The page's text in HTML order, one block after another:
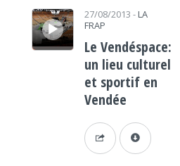
Lecteur audio 27/08/2013 - LA
FRAP
Le Vendéspace:
un lieu culturel
et sportif en
Vendée